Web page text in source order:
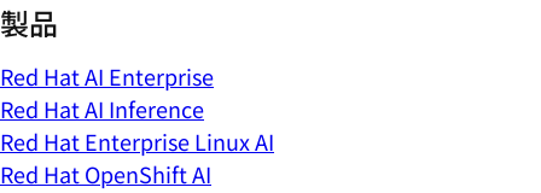
製品
Red Hat AI Enterprise
Red Hat AI Inference
Red Hat Enterprise Linux AI
Red Hat OpenShift AI